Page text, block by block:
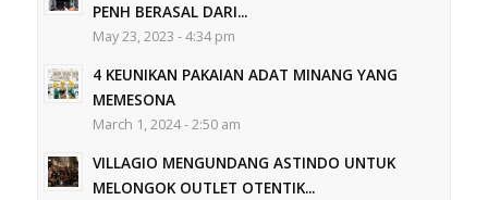
PENH BERASAL DARI...
May 23, 2023 - 4:34 pm
4 KEUNIKAN PAKAIAN ADAT MINANG YANG
MEMESONA
March 1, 2024 - 2:50 am
VILLAGIO MENGUNDANG ASTINDO UNTUK
MELONGOK OUTLET OTENTIK...